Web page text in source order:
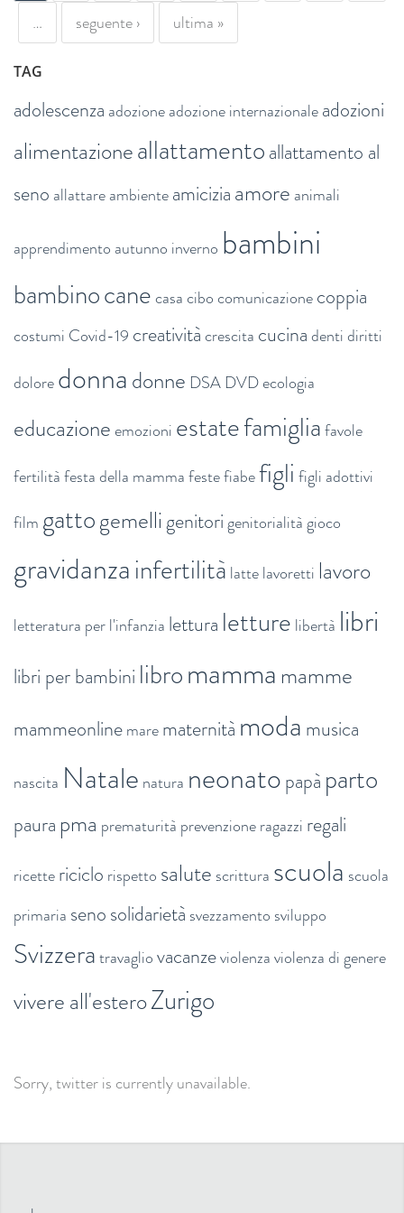
…
seguente › ultima »
TAG
adolescenza adozioneadozione internazionaleadozioni
alimentazioneallattamentoallattamento al
seno allattareambienteamiciziaamore animali
apprendimento autunno inverno bambini
bambinocanecasacibocomunicazionecoppia
costumi Covid-19 creativitàcrescita cucinadentidiritti
doloredonnadonne DSA DVDecologia
educazioneemozioni estatefamigliafavole
fertilitàfesta della mammafestefiabefigli figli adottivi
film gattogemelligenitorigenitorialitàgioco
gravidanzainfertilità lattelavoretti lavoro
letteratura per l'infanzia lettura letture libertà libri
libri per bambini libromamma mamme
mammeonlinemarematernità moda musica
nascita Natale natura neonatopapà parto
paura pma prematurità prevenzioneragazzi regali
ricettericiclo rispetto salute scrittura scuola scuola
primaria senosolidarietà svezzamento sviluppo
Svizzeratravagliovacanzeviolenzaviolenza di genere
vivere all'esteroZurigo
Sorry, twitter is currently unavailable.